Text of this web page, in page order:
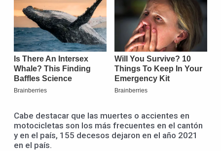
Cabe destacar que las muertes o accientes en
motocicletas son los más frecuentes en el cantón
y en el país, 155 decesos dejaron en el año 2021
en el país.